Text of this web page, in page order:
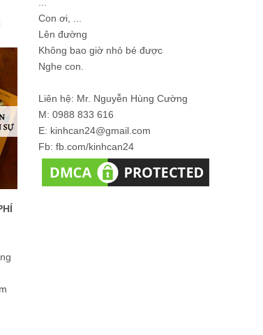
Con ơi, ...
Lên đường
Không bao giờ nhỏ bé được
Nghe con.
Liên hệ: Mr. Nguyễn Hùng Cường
M: 0988 833 616
E: kinhcan24@gmail.com
Fb: fb.com/kinhcan24